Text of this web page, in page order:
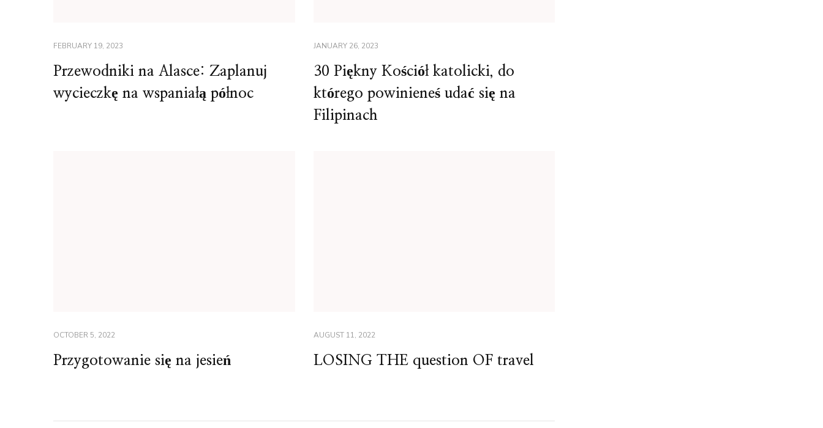
FEBRUARY 19, 2023
Przewodniki na Alasce: Zaplanuj
wycieczkę na wspaniałą północ
JANUARY 26, 2023
30 Piękny Kościół katolicki, do
którego powinieneś udać się na
Filipinach
OCTOBER 5, 2022
Przygotowanie się na jesień
AUGUST 11, 2022
LOSING THE question OF travel